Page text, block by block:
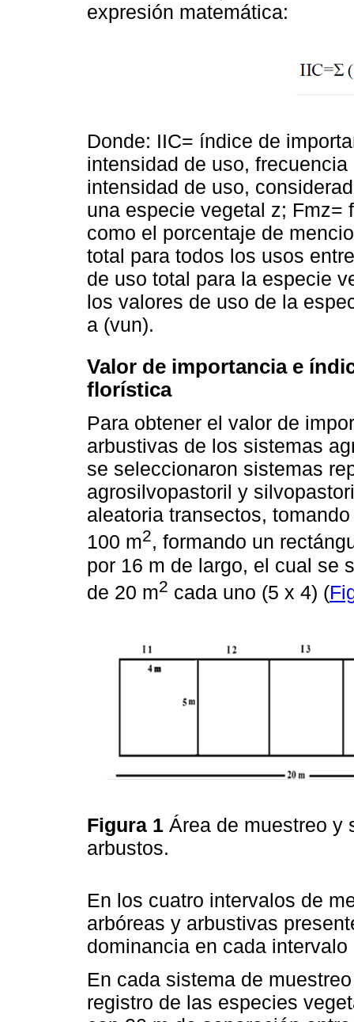
expresión matemática:
Donde: IIC= índice de
intensidad de uso,
intensidad de uso,
una especie vegetal z; Fmz=
como el porcentaje de
total para todos los usos
de uso total para la especie
los valores de uso de la
a (vun).
Valor de importancia e
florística
Para obtener el valor de
arbustivas de los sistemas
se seleccionaron sistemas
agrosilvopastoril y
aleatoria transectos,
100 m2, formando un
por 16 m de largo, el cual se
de 20 m2 cada uno (5 x 4) (
Figura 1 Área de muestreo y
arbustos.
En los cuatro intervalos de
arbóreas y arbustivas
dominancia en cada
En cada sistema de
registro de las especies